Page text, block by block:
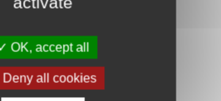
OK, accept all
Deny all cookies